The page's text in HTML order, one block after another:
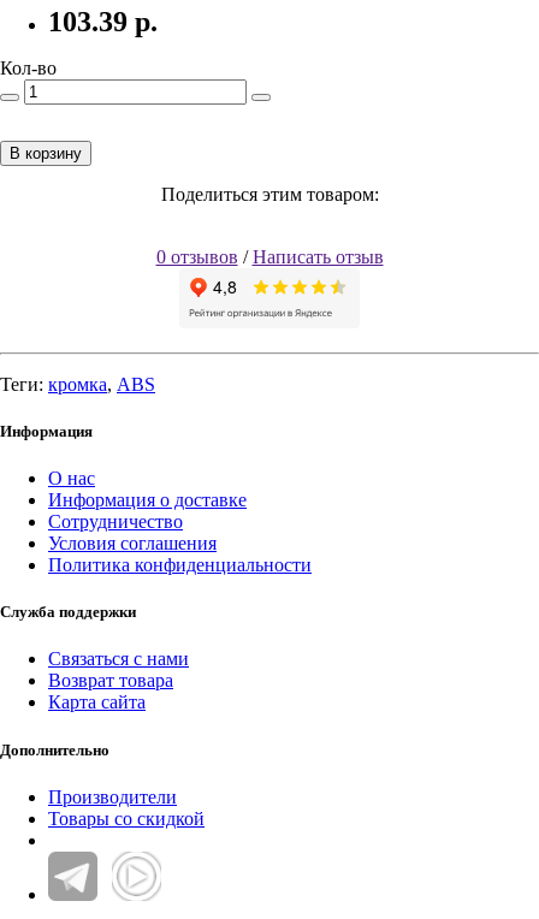
103.39 р.
Кол-во
В корзину
Поделиться этим товаром:
0 отзывов /Написать отзыв
Теги: кромка, ABS
Информация
О нас
Информация о доставке
Сотрудничество
Условия соглашения
Политика конфиденциальности
Служба поддержки
Связаться с нами
Возврат товара
Карта сайта
Дополнительно
Производители
Товары со скидкой